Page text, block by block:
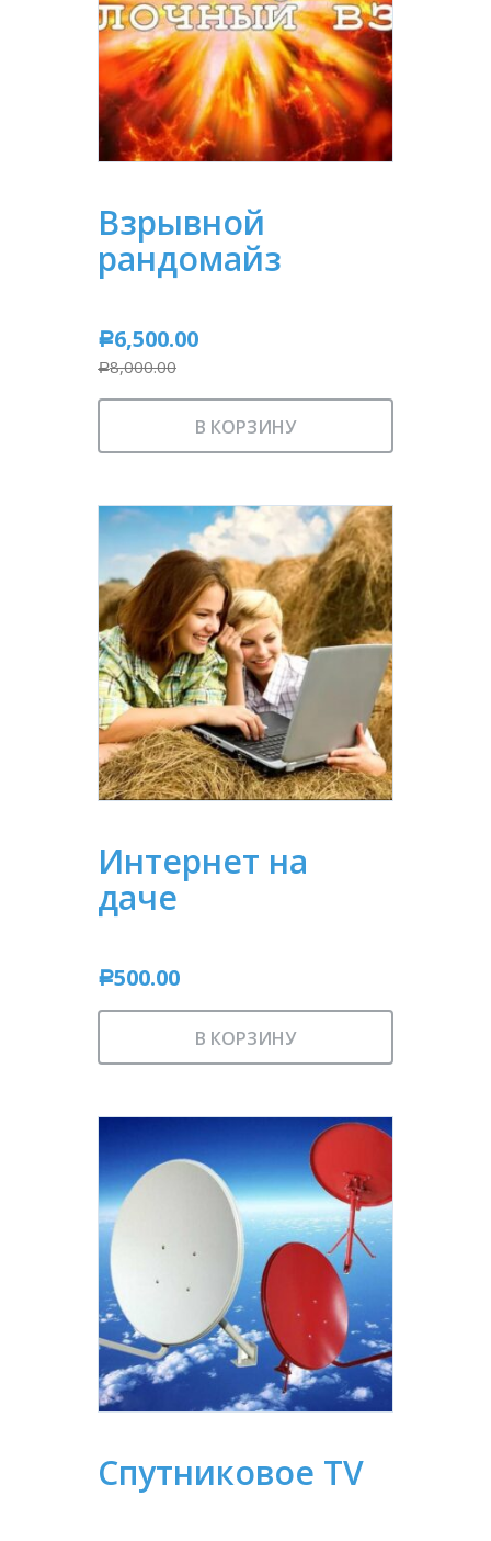
Взрывной
рандомайз
Р8,000.00
Р6,500.00
В КОРЗИНУ
Интернет на
даче
Р500.00
В КОРЗИНУ
Спутниковое TV